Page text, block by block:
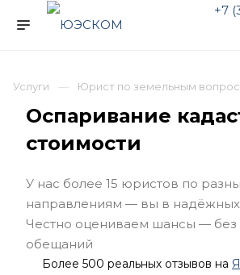
+7
Услуги Юрист по земельным
Оспаривание
стоимости
У нас более 15 юристов по
направлениям — вы в надёжных
Честно оцениваем шансы —
обещаний
Более 500 реальных отзывов на